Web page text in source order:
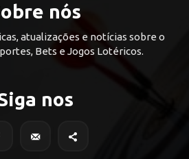
nós
atualizações e notícias sobre o
Bets e Jogos Lotéricos.
nos